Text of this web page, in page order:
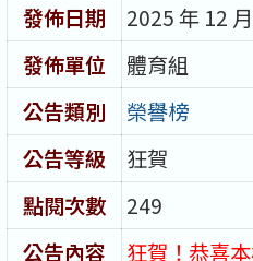
發佈日期
2025 年 12
發佈單位
體育組
公告類別
榮譽榜
公告等級
狂賀
點閱次數
249
公告內容
狂賀！恭喜